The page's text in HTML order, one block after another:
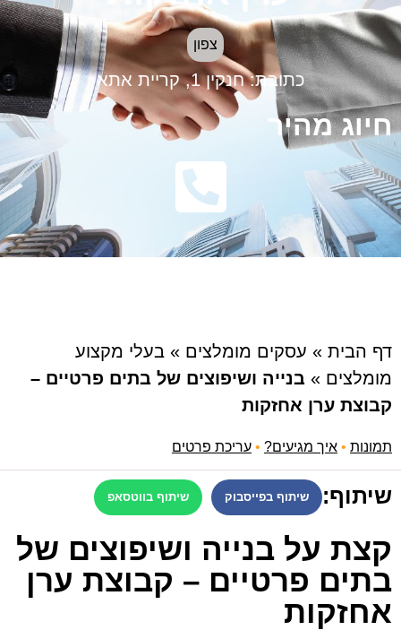
צפון
כתובת:חנקין 1, קריית אתא
חיוג מהיר
דף הבית » עסקים מומלצים » בעלי מקצוע
מומלצים » בנייה ושיפוצים של בתים פרטיים –
קבוצת ערן אחזקות
תמונות • איך מגיעים? • עריכת פרטים
שיתוף: שיתוף בפייסבוק שיתוף בווטסאפ
קצת על בנייה ושיפוצים של
בתים פרטיים – קבוצת ערן
אחזקות